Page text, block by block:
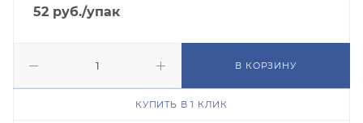
52 руб./упак
В КОРЗИНУ
КУПИТЬ В 1 КЛИК